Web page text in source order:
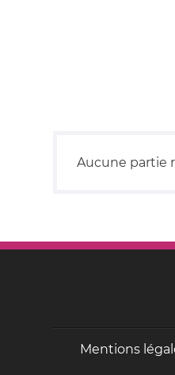
Aucune partie
Mentions